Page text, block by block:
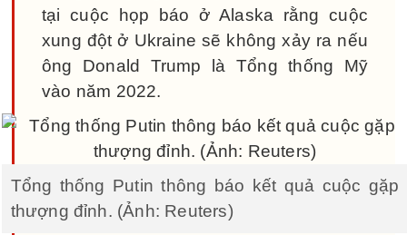
tại cuộc họp báo ở Alaska rằng cuộc
xung đột ở Ukraine sẽ không xảy ra nếu
ông Donald Trump là Tổng thống Mỹ
vào năm 2022.
Tổng thống Putin thông báo kết quả cuộc gặp
thượng đỉnh. (Ảnh: Reuters)